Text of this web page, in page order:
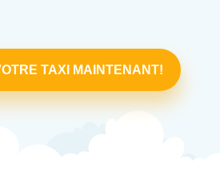
TAXI MAINTENANT!